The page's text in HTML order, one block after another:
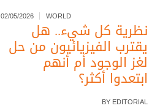
02/05/2026 WORLD
نظرية كل شيء.. هل
يقترب الفيزيائيون من حل
لغز الوجود أم أنهم
ابتعدوا أكثر؟
BY EDITORIAL